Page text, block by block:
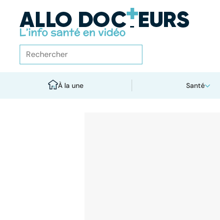
À la une Santé